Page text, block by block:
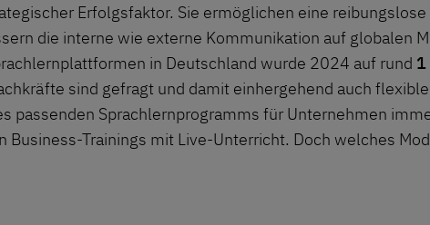
Erfolgsfaktor. Sie ermöglichen eine
die interne wie externe Kommunikation auf globalen
in Deutschland wurde 2024 auf rund
sind gefragt und damit einhergehend auch
passenden Sprachlernprogramms für Unternehmen
Trainings mit Live-Unterricht. Doch welches